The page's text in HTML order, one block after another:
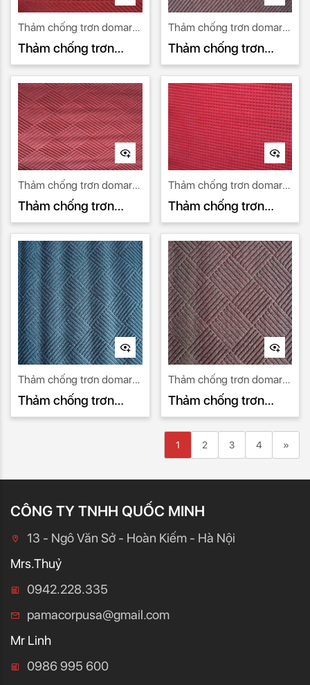
Thảm chống trơn domart
13
Thảm chống trơn
domart 13
Thảm chống trơn domart
12
Thảm chống trơn
domart 12
Thảm chống trơn domart
11
Thảm chống trơn
domart 11
Thảm chống trơn domart
10
Thảm chống trơn
domart 10
Thảm chống trơn domart
09
Thảm chống trơn
domart 09
Thảm chống trơn domart
08
Thảm chống trơn
domart 08
1 2 3 4 »
CÔNG TY TNHH QUỐC MINH
13 - Ngô Văn Sở - Hoàn Kiếm - Hà Nội
Mrs.Thuỷ
0942.228.335
pamacorpusa@gmail.com
Mr Linh
0986 995 600